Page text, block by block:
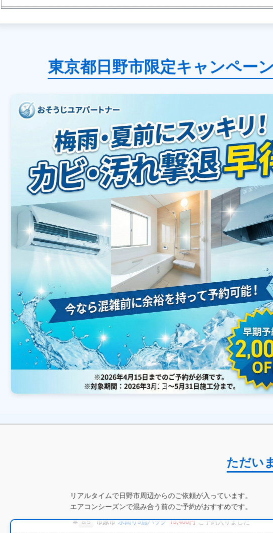
東京都日野市限定キャンペー
ただい
リアルタイムで日野市周辺からのご依頼が入っています。
エアコンシーズンで混み合う前のご予約がおすすめです。
ご予約入りました
8/3 渋谷区 水回り5点パック 15,400円 ご予約入りました
市原市 水回り5点パック 15,400円 ご予約入りました